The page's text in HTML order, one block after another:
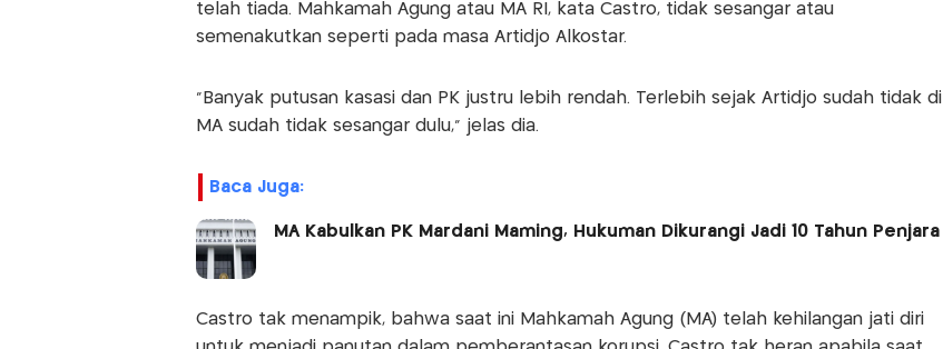
telah tiada. Mahkamah Agung atau MA RI, kata Castro, tidak sesangar atau
semenakutkan seperti pada masa Artidjo Alkostar.
“Banyak putusan kasasi dan PK justru lebih rendah. Terlebih sejak Artidjo sudah tidak di
MA sudah tidak sesangar dulu,” jelas dia.
Baca Juga:
MA Kabulkan PK Mardani Maming, Hukuman Dikurangi Jadi 10 Tahun Penjara
Castro tak menampik, bahwa saat ini Mahkamah Agung (MA) telah kehilangan jati diri